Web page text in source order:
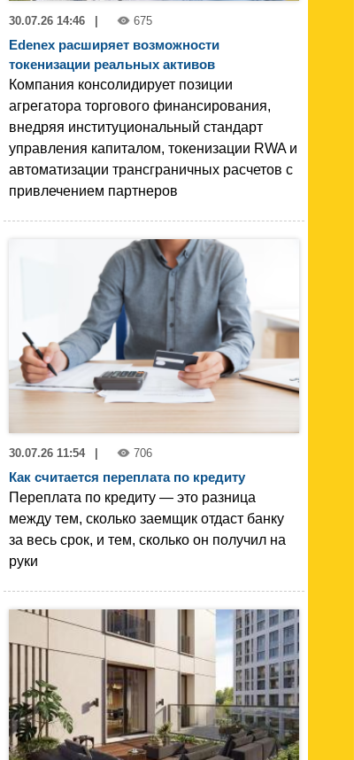
30.07.26 14:46 675
Edenex расширяет возможности
токенизации реальных активов
Компания консолидирует позиции
агрегатора торгового финансирования,
внедряя институциональный стандарт
управления капиталом, токенизации RWA и
автоматизации трансграничных расчетов с
привлечением партнеров
30.07.26 11:54 706
Как считается переплата по кредиту
Переплата по кредиту — это разница
между тем, сколько заемщик отдаст банку
за весь срок, и тем, сколько он получил на
руки